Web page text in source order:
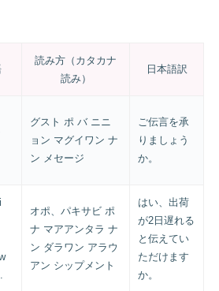
読み方（カタカナ
読み）
日本語訳
グスト ポ バ ニニ
ョン マグイワン ナ
ン メセージ
ご伝言を承
りましょう
か。
オポ、パキサビ ポ
ナ マアアンタラ ナ
ン ダラワン アラウ
アン シップメント
はい、出荷
が2日遅れる
と伝えてい
ただけます
か。